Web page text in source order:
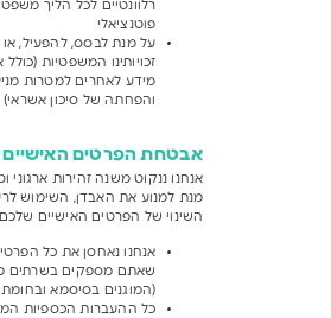
רלוונטיים לכל הליך
פוטנציאלי
על מנת לבסס, להפעיל, או
זכויותינו המשפטיות
מידע לאחרים למטרות
והפחתה של סיכון אשראי)
אבטחת הפרטים
אנחנו ננקוט משנה זהירות ארגוני
מנת למנוע את האבדן, השימוש
השינוי של הפרטים האישיים שלכם.
אנחנו נאחסן את כל
שאתם מספקים בשרתים
(המוגנים בסיסמא
כל ההעברות הכספיות